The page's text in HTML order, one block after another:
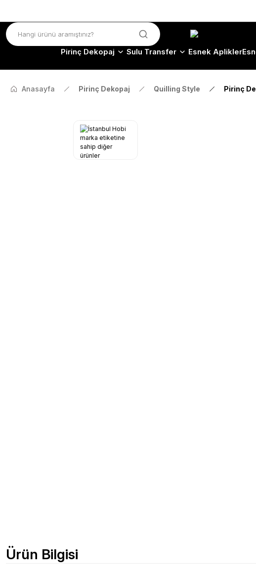
Pirinç Dekopaj Sulu Transfer Esnek Aplikler
Anasayfa Pirinç Dekopaj Quilling Style Pirinç
Ürün Bilgisi